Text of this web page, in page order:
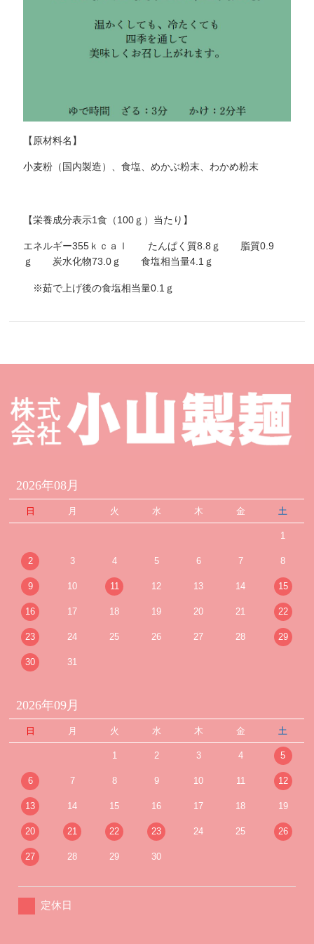
【原材料名】
小麦粉（国内製造）、食塩、めかぶ粉末、わかめ粉末
【栄養成分表示1食（100ｇ）当たり】
エネルギー355ｋｃａｌ たんぱく質8.8ｇ 脂質0.9
ｇ 炭水化物73.0ｇ 食塩相当量4.1ｇ
※茹で上げ後の食塩相当量0.1ｇ
2026年08月
日 月 火 水 木 金 土
1
2 3 4 5 6 7 8
9 10 11 12 13 14 15
16 17 18 19 20 21 22
23 24 25 26 27 28 29
30 31
2026年09月
日 月 火 水 木 金 土
1 2 3 4 5
6 7 8 9 10 11 12
13 14 15 16 17 18 19
20 21 22 23 24 25 26
27 28 29 30
定休日